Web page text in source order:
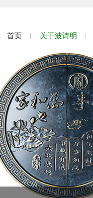
首页 关于波诗明